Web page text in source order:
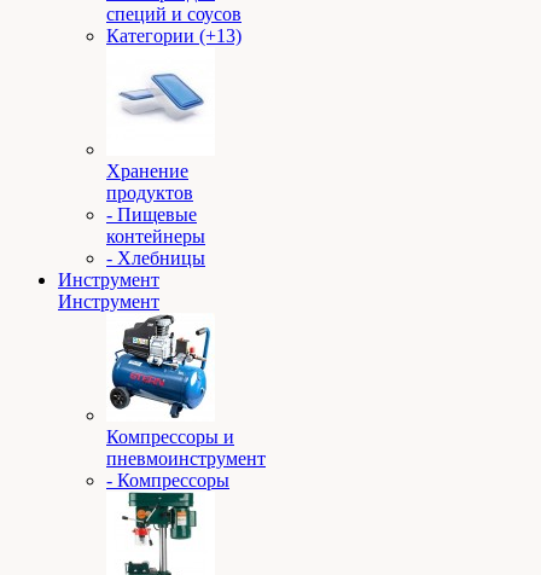
специй и соусов
Категории (+13)
Хранение
продуктов
- Пищевые
контейнеры
- Хлебницы
Инструмент
Инструмент
Компрессоры и
пневмоинструмент
- Компрессоры